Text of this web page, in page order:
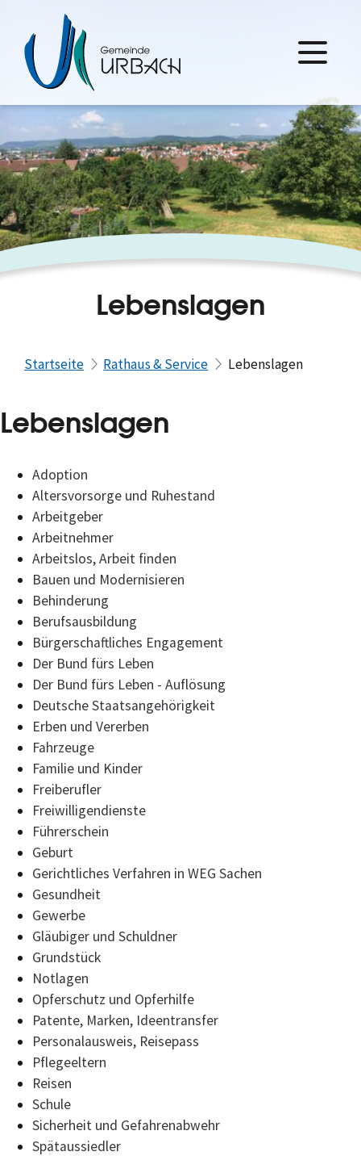
Lebenslagen
Startseite Rathaus & Service Lebenslagen
Lebenslagen
Adoption
Altersvorsorge und Ruhestand
Arbeitgeber
Arbeitnehmer
Arbeitslos, Arbeit finden
Bauen und Modernisieren
Behinderung
Berufsausbildung
Bürgerschaftliches Engagement
Der Bund fürs Leben
Der Bund fürs Leben - Auflösung
Deutsche Staatsangehörigkeit
Erben und Vererben
Fahrzeuge
Familie und Kinder
Freiberufler
Freiwilligendienste
Führerschein
Geburt
Gerichtliches Verfahren in WEG Sachen
Gesundheit
Gewerbe
Gläubiger und Schuldner
Grundstück
Notlagen
Opferschutz und Opferhilfe
Patente, Marken, Ideentransfer
Personalausweis, Reisepass
Pflegeeltern
Reisen
Schule
Sicherheit und Gefahrenabwehr
Spätaussiedler